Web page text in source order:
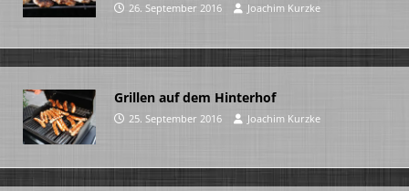
26. September 2016 Joachim Kurzke
Grillen auf dem Hinterhof
25. September 2016 Joachim Kurzke